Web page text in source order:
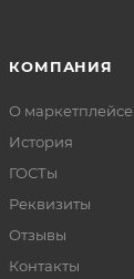
КОМПАНИЯ
О маркетплейсе
История
ГОСТы
Реквизиты
Отзывы
Контакты